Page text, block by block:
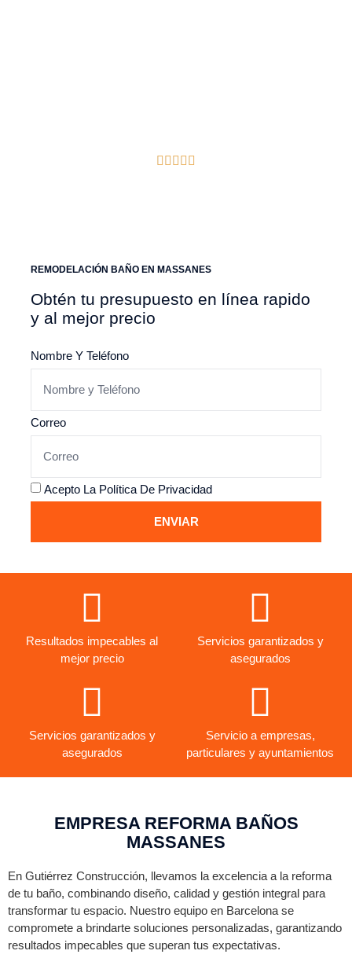
REMODELACIÓN BAÑO EN MASSANES
Obtén tu presupuesto en línea rapido
y al mejor precio
Nombre Y Teléfono
Correo
Acepto La Política De Privacidad
ENVIAR
Resultados impecables al
mejor precio
Servicios garantizados y
asegurados
Servicios garantizados y
asegurados
Servicio a empresas,
particulares y ayuntamientos
EMPRESA REFORMA BAÑOS
MASSANES
En Gutiérrez Construcción, llevamos la excelencia a la reforma
de tu baño, combinando diseño, calidad y gestión integral para
transformar tu espacio. Nuestro equipo en Barcelona se
compromete a brindarte soluciones personalizadas, garantizando
resultados impecables que superan tus expectativas.